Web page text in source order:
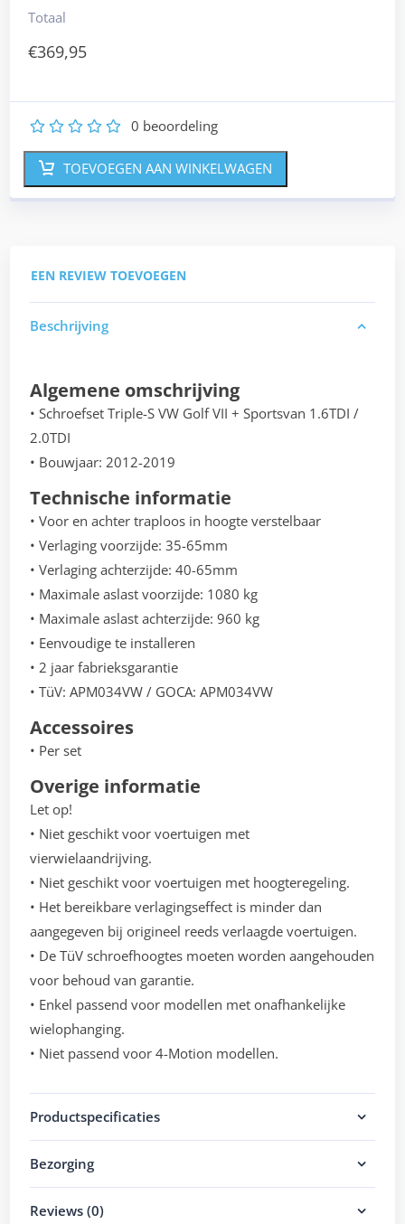
Totaal
€369,95
5
4
3
2 0 beoordeling
TOEVOEGEN AAN WINKELWAGEN
EEN REVIEW TOEVOEGEN
Beschrijving
Algemene omschrijving
• Schroefset Triple-S VW Golf VII + Sportsvan 1.6TDI /
2.0TDI
• Bouwjaar: 2012-2019
Technische informatie
• Voor en achter traploos in hoogte verstelbaar
• Verlaging voorzijde: 35-65mm
• Verlaging achterzijde: 40-65mm
• Maximale aslast voorzijde: 1080 kg
• Maximale aslast achterzijde: 960 kg
• Eenvoudige te installeren
• 2 jaar fabrieksgarantie
• TüV: APM034VW / GOCA: APM034VW
Accessoires
• Per set
Overige informatie
Let op!
• Niet geschikt voor voertuigen met
vierwielaandrijving.
• Niet geschikt voor voertuigen met hoogteregeling.
• Het bereikbare verlagingseffect is minder dan
aangegeven bij origineel reeds verlaagde voertuigen.
• De TüV schroefhoogtes moeten worden aangehouden
voor behoud van garantie.
• Enkel passend voor modellen met onafhankelijke
wielophanging.
• Niet passend voor 4-Motion modellen.
Productspecificaties
Bezorging
Reviews (0)